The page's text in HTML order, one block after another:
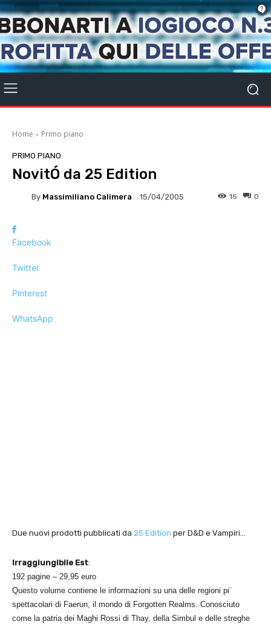
Home Primo piano
PRIMO PIANO
NovitÓ da 25 Edition
By Massimiliano Calimera 15/04/2005 0
15
Facebook
Twitter
Pinterest
WhatsApp
Due nuovi prodotti pubblicati da 25 Edition per D&D e Vampiri…
Irraggiungibile Est:
192 pagine – 29,95 euro
Questo volume contiene le informazioni su una delle regioni pi¨
spettacolari di Faerun, il mondo di Forgotten Realms. Conosciuto
come la patria dei Maghi Rossi di Thay, della Simbul e delle streghe